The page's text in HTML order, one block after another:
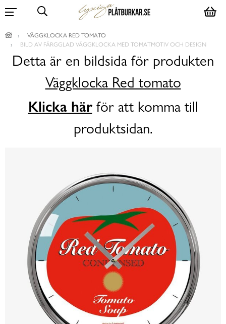
VÄGGKLOCKA RED TOMATO
BILD AV FÄRGGLAD VÄGGKLOCKA MED TOMATMOTIV OCH DESIGN
Detta är en bildsida för produkten
Väggklocka Red tomato
Klicka härför att komma till
produktsidan.